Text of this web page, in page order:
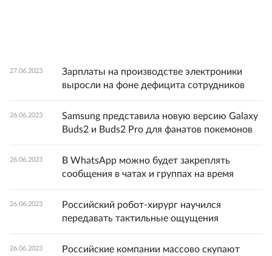
27.06.2023
Зарплаты на производстве электроники
выросли на фоне дефицита сотрудников
26.06.2023
Samsung представила новую версию Galaxy
Buds2 и Buds2 Pro для фанатов покемонов
26.06.2023
В WhatsApp можно будет закреплять
сообщения в чатах и группах на время
26.06.2023
Российский робот-хирург научился
передавать тактильные ощущения
26.06.2023
Российские компании массово скупают